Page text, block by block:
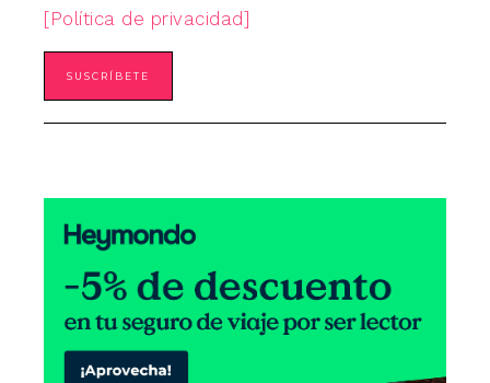
[Política de privacidad]